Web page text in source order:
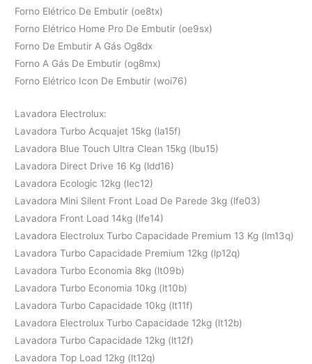
Forno Elétrico De Embutir (oe8tx)
Forno Elétrico Home Pro De Embutir (oe9sx)
Forno De Embutir A Gás Og8dx
Forno A Gás De Embutir (og8mx)
Forno Elétrico Icon De Embutir (woi76)
Lavadora Electrolux:
Lavadora Turbo Acquajet 15kg (la15f)
Lavadora Blue Touch Ultra Clean 15kg (lbu15)
Lavadora Direct Drive 16 Kg (ldd16)
Lavadora Ecologic 12kg (lec12)
Lavadora Mini Silent Front Load De Parede 3kg (lfe03)
Lavadora Front Load 14kg (lfe14)
Lavadora Electrolux Turbo Capacidade Premium 13 Kg (lm13q)
Lavadora Turbo Capacidade Premium 12kg (lp12q)
Lavadora Turbo Economia 8kg (lt09b)
Lavadora Turbo Economia 10kg (lt10b)
Lavadora Turbo Capacidade 10kg (lt11f)
Lavadora Electrolux Turbo Capacidade 12kg (lt12b)
Lavadora Turbo Capacidade 12kg (lt12f)
Lavadora Top Load 12kg (lt12q)